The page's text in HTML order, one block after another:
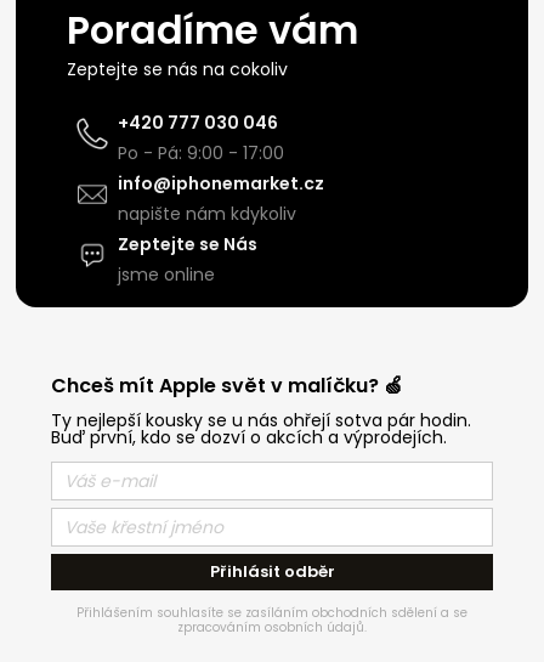
Poradíme vám
Zeptejte se nás na cokoliv
+420 777 030 046
Po - Pá: 9:00 - 17:00
info@iphonemarket.cz
napište nám kdykoliv
Zeptejte se Nás
jsme online
Chceš mít Apple svět v malíčku? 🍏
Ty nejlepší kousky se u nás ohřejí sotva pár hodin.
Buď první, kdo se dozví o akcích a výprodejích.
Přihlásit odběr
Přihlášením souhlasíte se zasíláním obchodních sdělení a se
zpracováním osobních údajů.